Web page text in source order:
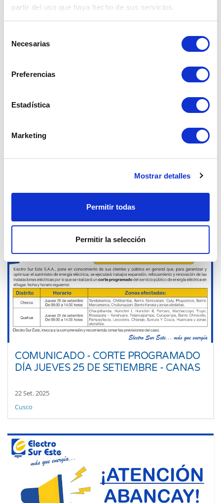
partir del uso que haya hecho de sus servicios.
Necesarias
Preferencias
Estadística
Marketing
Mostrar detalles
Permitir todas
Permitir la selección
COMUNICADO - CORTE PROGRAMADO
DÍA VIERNES 26 DE SETIEMBRE -
Cusco
COMUNICADO - CORTE PROGRAMADO
DÍA JUEVES 25 DE SETIEMBRE - CANAS
22 Set. 2025
Cusco